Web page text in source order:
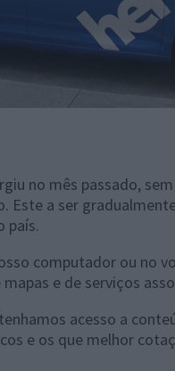
no mês passado,
Este a ser
país.
computador ou no
e de serviços
acesso a
e os que melhor